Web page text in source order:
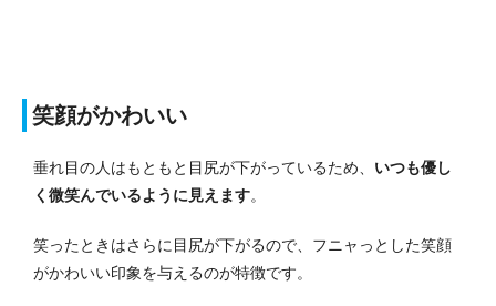
笑顔がかわいい
垂れ目の人はもともと目尻が下がっているため、 いつも優し
く微笑んでいるように見えます。
笑ったときはさらに目尻が下がるので、フニャっとした笑顔
がかわいい印象を与えるのが特徴です。